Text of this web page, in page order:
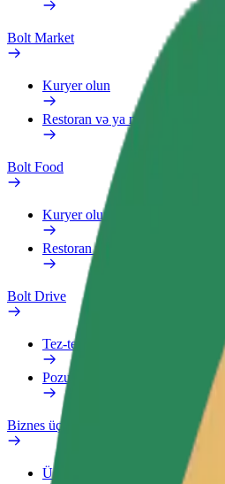
Bolt Market
Kuryer olun
Restoran və ya mağaza əlavə edin
Bolt Food
Kuryer olun
Restoran və ya mağaza əlavə edin
Bolt Drive
Tez-tez verilən suallar
Pozuntu haqqında məlumat verin
Biznes üçün Bolt
Üstünlüklər